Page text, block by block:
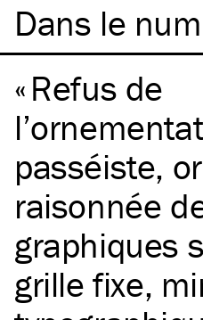
Dans le
Refus de
passéiste,
raisonnée
graphiques
grille fixe,